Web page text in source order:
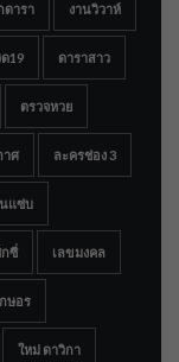
ดารา งานวิวาห์
19 ดาราสาว
ตรวจหวย
าศ ละครช่อง 3
แซ่บ
กซี่ เลขมงคล
ษอร
ใหม่ ดาวิกา